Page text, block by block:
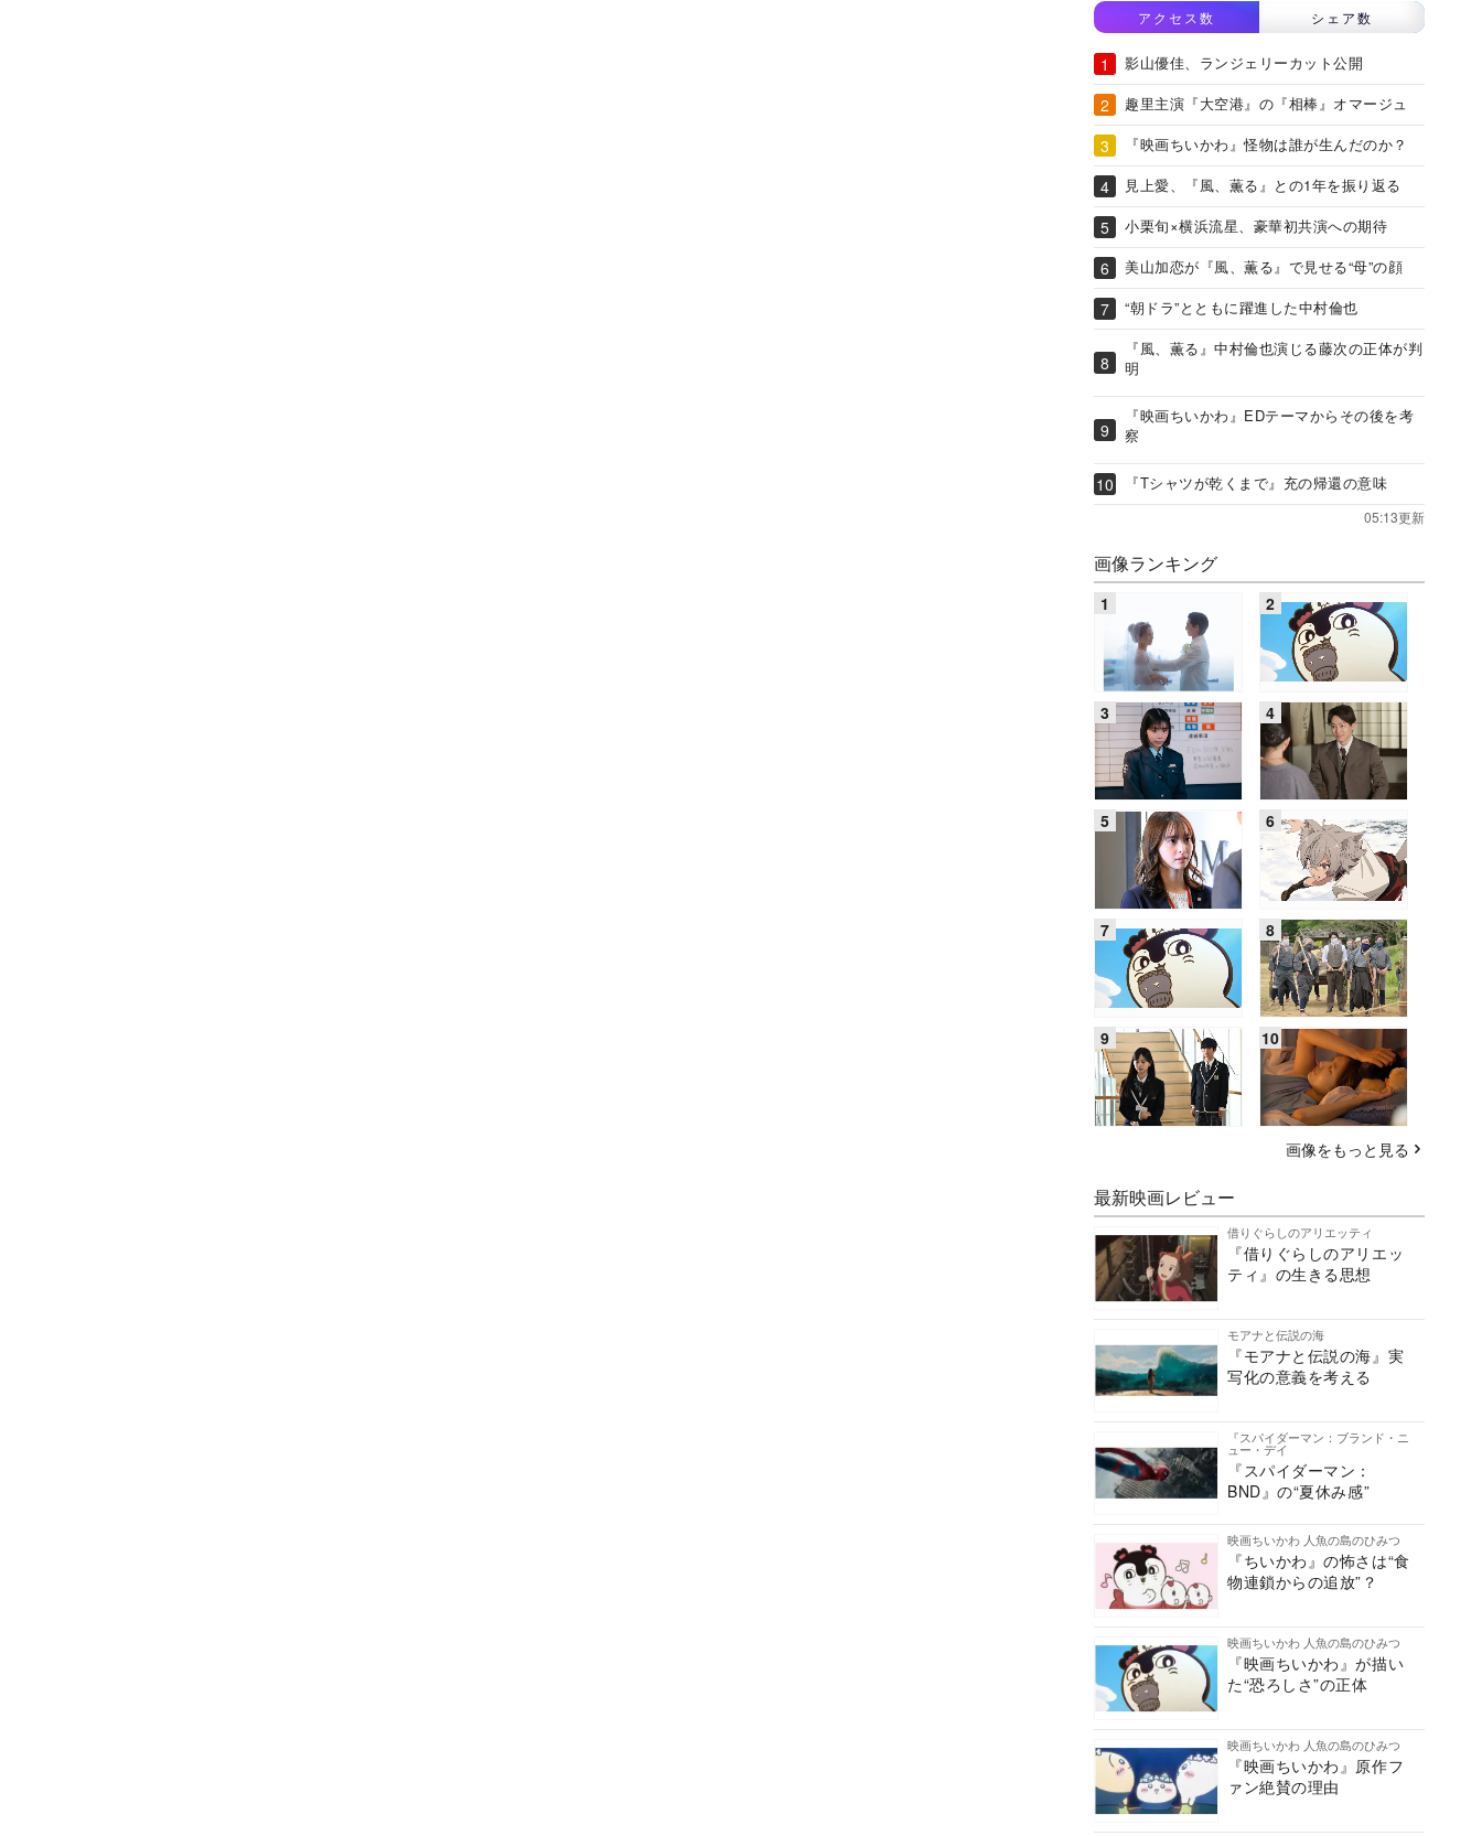
アクセス数 シェア数
影山優佳、ランジェリーカット公開
趣里主演『大空港』の『相棒』オマージュ
『映画ちいかわ』怪物は誰が生んだのか？
見上愛、『風、薫る』との1年を振り返る
小栗旬×横浜流星、豪華初共演への期待
美山加恋が『風、薫る』で見せる“母”の顔
“朝ドラ”とともに躍進した中村倫也
『風、薫る』中村倫也演じる藤次の正体が判
明
『映画ちいかわ』EDテーマからその後を考
察
『Tシャツが乾くまで』充の帰還の意味
05:13更新
画像ランキング
画像をもっと見る
最新映画レビュー
借りぐらしのアリエッティ
『借りぐらしのアリエッ
ティ』の生きる思想
モアナと伝説の海
『モアナと伝説の海』実
写化の意義を考える
『スパイダーマン：ブランド・ニ
ュー・デイ
『スパイダーマン：
BND』の“夏休み感”
映画ちいかわ 人魚の島のひみつ
『ちいかわ』の怖さは“食
物連鎖からの追放”？
映画ちいかわ 人魚の島のひみつ
『映画ちいかわ』が描い
た“恐ろしさ”の正体
映画ちいかわ 人魚の島のひみつ
『映画ちいかわ』原作フ
ァン絶賛の理由